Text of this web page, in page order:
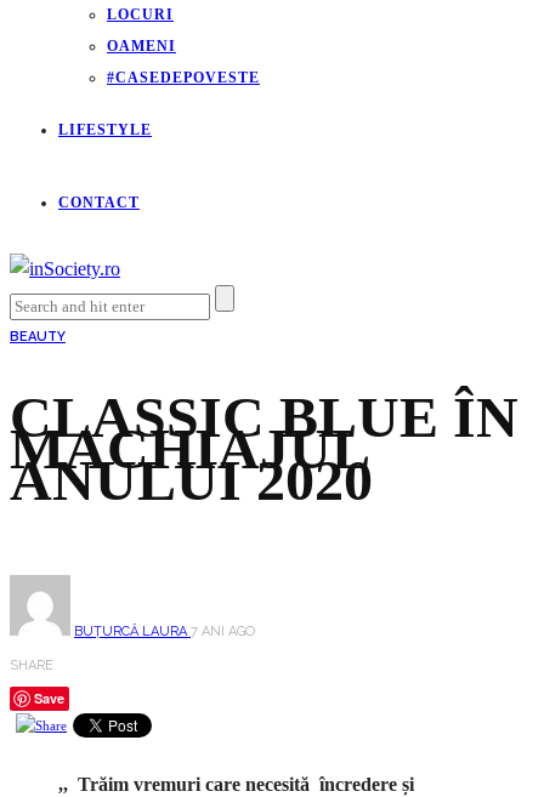
LOCURI
OAMENI
#CASEDEPOVESTE
LIFESTYLE
CONTACT
BEAUTY
CLASSIC BLUE ÎN
MACHIAJUL
ANULUI 2020
BUȚURCĂ LAURA7 ANI AGO
SHARE
Save
,, Trăim vremuri care necesită încredere și